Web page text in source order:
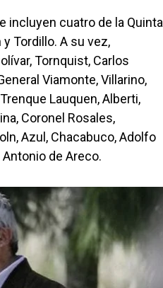
incluyen cuatro de la Quinta
Tordillo. A su vez,
Tornquist, Carlos
Viamonte, Villarino,
Lauquen, Alberti,
Coronel Rosales,
Azul, Chacabuco, Adolfo
de Areco.